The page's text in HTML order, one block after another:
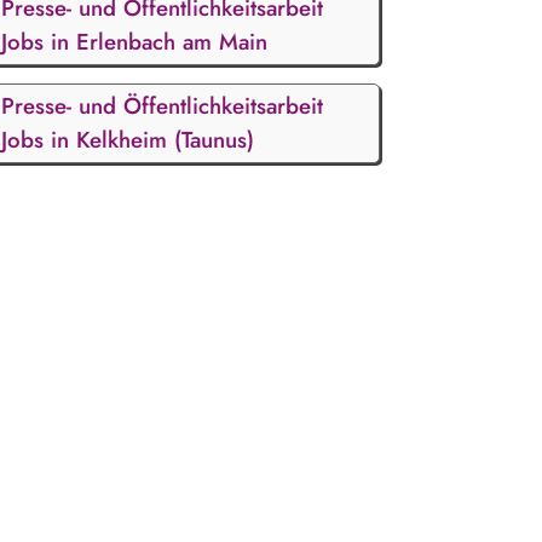
Presse- und Öffentlichkeitsarbeit
Jobs in Erlenbach am Main
Presse- und Öffentlichkeitsarbeit
Jobs in Kelkheim (Taunus)